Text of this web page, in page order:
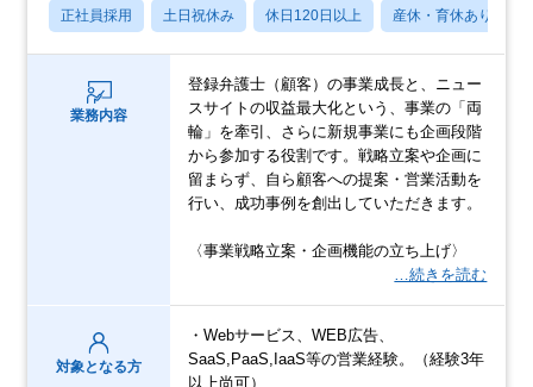
正社員採用 土日祝休み 休日120日以上 産休・育休あり
業務内容
登録弁護士（顧客）の事業成長と、ニュー
スサイトの収益最大化という、事業の「両
輪」を牽引、さらに新規事業にも企画段階
から参加する役割です。戦略立案や企画に
留まらず、自ら顧客への提案・営業活動を
行い、成功事例を創出していただきます。
〈事業戦略立案・企画機能の立ち上げ〉
…続きを読む
対象となる方
・Webサービス、WEB広告、
SaaS,PaaS,IaaS等の営業経験。（経験3年
以上尚可）